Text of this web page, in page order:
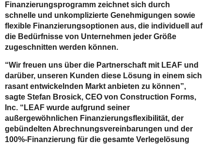
Finanzierungsprogramm zeichnet sich durch
schnelle und unkomplizierte Genehmigungen sowie
flexible Finanzierungsoptionen aus, die individuell auf
die Bedürfnisse von Unternehmen jeder Größe
zugeschnitten werden können.
“Wir freuen uns über die Partnerschaft mit LEAF und
darüber, unseren Kunden diese Lösung in einem sich
rasant entwickelnden Markt anbieten zu können”,
sagte Stefan Brosick, CEO von Construction Forms,
Inc. “LEAF wurde aufgrund seiner
außergewöhnlichen Finanzierungsflexibilität, der
gebündelten Abrechnungsvereinbarungen und der
100%-Finanzierung für die gesamte Verlegelösung